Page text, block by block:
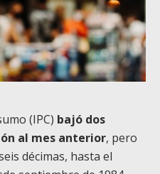
(IPC) bajó dos
al mes anterior, pero
décimas, hasta el